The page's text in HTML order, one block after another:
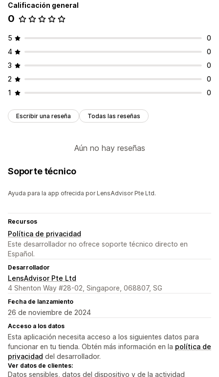
Calificación general
0
5
0
4
0
3
0
2
0
1
0
Escribir una reseña Todas las reseñas
Aún no hay reseñas
Soporte técnico
Ayuda para la app ofrecida por LensAdvisor Pte Ltd.
Recursos
Política de privacidad
Este desarrollador no ofrece soporte técnico directo en
Español.
Desarrollador
LensAdvisor Pte Ltd
4 Shenton Way #28-02, Singapore, 068807, SG
Fecha de lanzamiento
26 de noviembre de 2024
Acceso a los datos
Esta aplicación necesita acceso a los siguientes datos para
funcionar en tu tienda. Obtén más información en la política de
privacidad del desarrollador.
Ver datos de clientes:
Datos sensibles, datos del dispositivo y de la actividad